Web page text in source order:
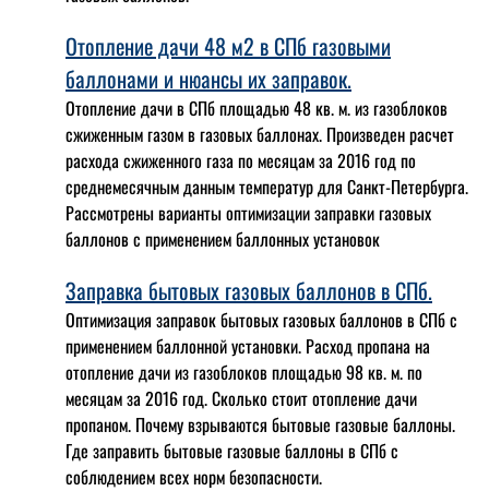
Отопление дачи 48 м2 в СПб газовыми
баллонами и нюансы их заправок.
Отопление дачи в СПб площадью 48 кв. м. из газоблоков
сжиженным газом в газовых баллонах. Произведен расчет
расхода сжиженного газа по месяцам за 2016 год по
среднемесячным данным температур для Санкт-Петербурга.
Рассмотрены варианты оптимизации заправки газовых
баллонов с применением баллонных установок
Заправка бытовых газовых баллонов в СПб.
Оптимизация заправок бытовых газовых баллонов в СПб с
применением баллонной установки. Расход пропана на
отопление дачи из газоблоков площадью 98 кв. м. по
месяцам за 2016 год. Сколько стоит отопление дачи
пропаном. Почему взрываются бытовые газовые баллоны.
Где заправить бытовые газовые баллоны в СПб с
соблюдением всех норм безопасности.